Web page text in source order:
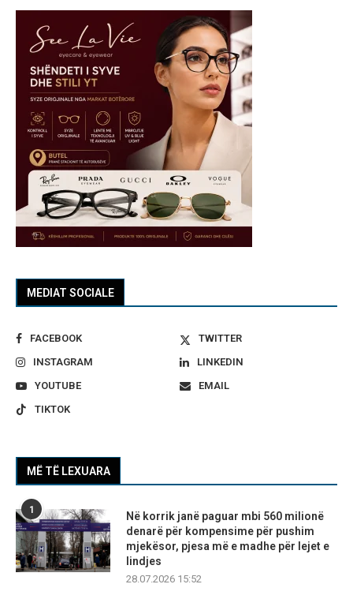
MEDIAT SOCIALE
FACEBOOK
TWITTER
INSTAGRAM
LINKEDIN
YOUTUBE
EMAIL
TIKTOK
MË TË LEXUARA
1
Në korrik janë paguar mbi 560 milionë
denarë për kompensime për pushim
mjekësor, pjesa më e madhe për lejet e
lindjes
28.07.2026 15:52